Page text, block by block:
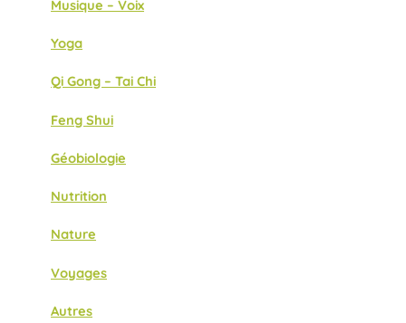
Musique – Voix
Yoga
Qi Gong – Tai Chi
Feng Shui
Géobiologie
Nutrition
Nature
Voyages
Autres